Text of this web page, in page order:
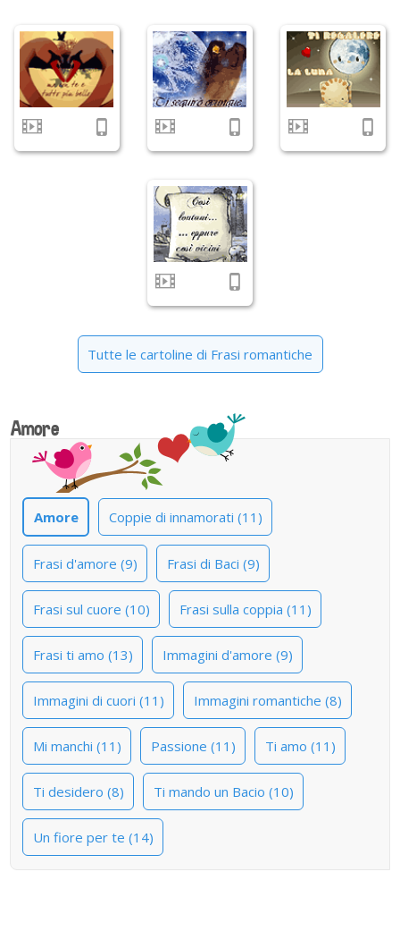
Tutte le cartoline di Frasi romantiche
Amore
Amore Coppie di innamorati (11)
Frasi d'amore (9) Frasi di Baci (9)
Frasi sul cuore (10) Frasi sulla coppia (11)
Frasi ti amo (13) Immagini d'amore (9)
Immagini di cuori (11) Immagini romantiche (8)
Mi manchi (11) Passione (11) Ti amo (11)
Ti desidero (8) Ti mando un Bacio (10)
Un fiore per te (14)